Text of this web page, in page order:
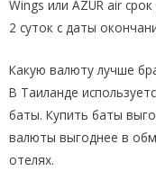
Wings или AZUR air
2 суток с даты
Какую валюту лучше
В Таиланде
баты. Купить баты
валюты выгоднее в
отелях.